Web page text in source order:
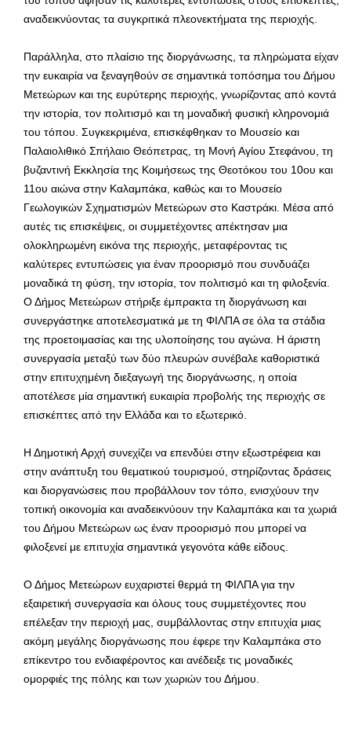
αναδεικνύοντας τα συγκριτικά πλεονεκτήματα της περιοχής.
Παράλληλα, στο πλαίσιο της διοργάνωσης, τα πληρώματα είχαν
την ευκαιρία να ξεναγηθούν σε σημαντικά τοπόσημα του Δήμου
Μετεώρων και της ευρύτερης περιοχής, γνωρίζοντας από κοντά
την ιστορία, τον πολιτισμό και τη μοναδική φυσική κληρονομιά
του τόπου. Συγκεκριμένα, επισκέφθηκαν το Μουσείο και
Παλαιολιθικό Σπήλαιο Θεόπετρας, τη Μονή Αγίου Στεφάνου, τη
βυζαντινή Εκκλησία της Κοιμήσεως της Θεοτόκου του 10ου και
11ου αιώνα στην Καλαμπάκα, καθώς και το Μουσείο
Γεωλογικών Σχηματισμών Μετεώρων στο Καστράκι. Μέσα από
αυτές τις επισκέψεις, οι συμμετέχοντες απέκτησαν μια
ολοκληρωμένη εικόνα της περιοχής, μεταφέροντας τις
καλύτερες εντυπώσεις για έναν προορισμό που συνδυάζει
μοναδικά τη φύση, την ιστορία, τον πολιτισμό και τη φιλοξενία.
Ο Δήμος Μετεώρων στήριξε έμπρακτα τη διοργάνωση και
συνεργάστηκε αποτελεσματικά με τη ΦΙΛΠΑ σε όλα τα στάδια
της προετοιμασίας και της υλοποίησης του αγώνα. Η άριστη
συνεργασία μεταξύ των δύο πλευρών συνέβαλε καθοριστικά
στην επιτυχημένη διεξαγωγή της διοργάνωσης, η οποία
αποτέλεσε μία σημαντική ευκαιρία προβολής της περιοχής σε
επισκέπτες από την Ελλάδα και το εξωτερικό.
Η Δημοτική Αρχή συνεχίζει να επενδύει στην εξωστρέφεια και
στην ανάπτυξη του θεματικού τουρισμού, στηρίζοντας δράσεις
και διοργανώσεις που προβάλλουν τον τόπο, ενισχύουν την
τοπική οικονομία και αναδεικνύουν την Καλαμπάκα και τα χωριά
του Δήμου Μετεώρων ως έναν προορισμό που μπορεί να
φιλοξενεί με επιτυχία σημαντικά γεγονότα κάθε είδους.
Ο Δήμος Μετεώρων ευχαριστεί θερμά τη ΦΙΛΠΑ για την
εξαιρετική συνεργασία και όλους τους συμμετέχοντες που
επέλεξαν την περιοχή μας, συμβάλλοντας στην επιτυχία μιας
ακόμη μεγάλης διοργάνωσης που έφερε την Καλαμπάκα στο
επίκεντρο του ενδιαφέροντος και ανέδειξε τις μοναδικές
ομορφιές της πόλης και των χωριών του Δήμου.